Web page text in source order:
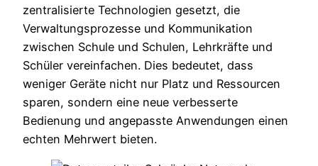
zentralisierte Technologien gesetzt, die
Verwaltungsprozesse und Kommunikation
zwischen Schule und Schulen, Lehrkräfte und
Schüler vereinfachen. Dies bedeutet, dass
weniger Geräte nicht nur Platz und Ressourcen
sparen, sondern eine neue verbesserte
Bedienung und angepasste Anwendungen einen
echten Mehrwert bieten.